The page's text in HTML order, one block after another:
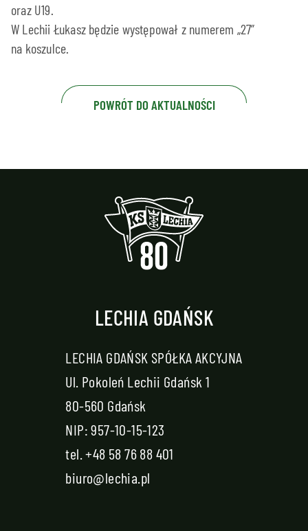
oraz U19.
W Lechii Łukasz będzie występował z numerem „27”
na koszulce.
POWRÓT DO AKTUALNOŚCI
LECHIA GDAŃSK
LECHIA GDAŃSK SPÓŁKA AKCYJNA
Ul. Pokoleń Lechii Gdańsk 1
80-560 Gdańsk
NIP: 957-10-15-123
tel.+48 58 76 88 401
biuro@lechia.pl